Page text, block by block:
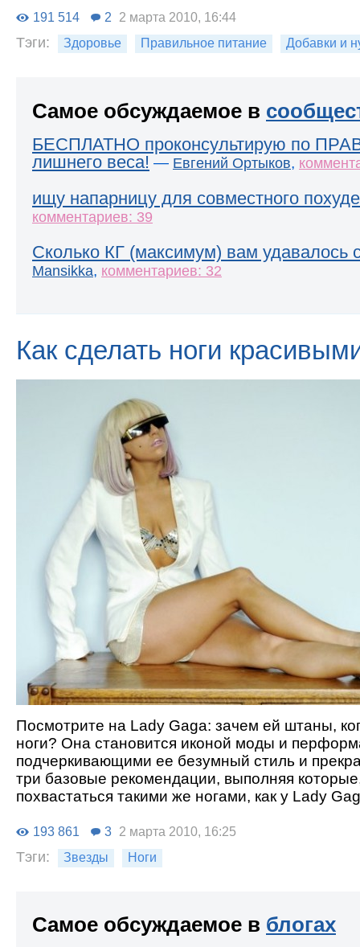
191 514 2 2 марта 2010, 16:44
Тэги: Здоровье Правильное питание Добавки и
Самое обсуждаемое в
БЕСПЛАТНО проконсультирую по
лишнего веса! — Евгений Ортыков,
ищу напарницу для совместного
комментариев: 39
Сколько КГ (максимум) вам удавалось
Mansikka, комментариев: 32
Как сделать ноги
Посмотрите на Lady Gaga: зачем ей штаны,
ноги? Она становится иконой моды и
подчеркивающими ее безумный стиль и
три базовые рекомендации, выполняя
похвастаться такими же ногами, как у Lady
193 861 3 2 марта 2010, 16:25
Тэги: Звезды Ноги
Самое обсуждаемое в блогах